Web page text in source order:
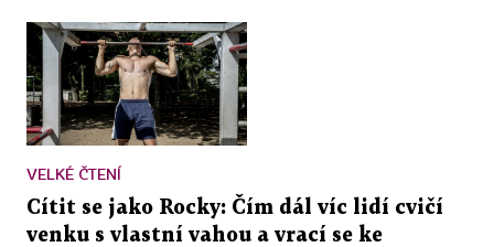
VELKÉ ČTENÍ
Cítit se jako Rocky: Čím dál víc lidí cvičí
venku s vlastní vahou a vrací se ke